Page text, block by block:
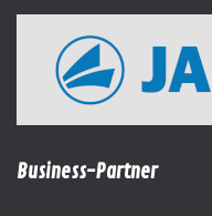
Business-Partner